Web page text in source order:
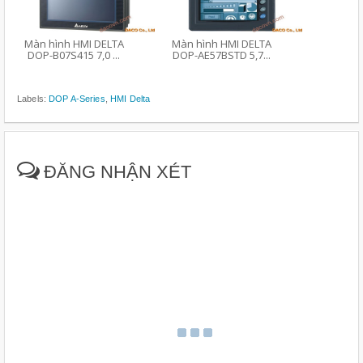
Màn hình HMI DELTA
DOP-B07S415 7,0 ...
Màn hình HMI DELTA
DOP-AE57BSTD 5,7...
Labels:DOP A-Series ,HMI Delta
ĐĂNG NHẬN XÉT